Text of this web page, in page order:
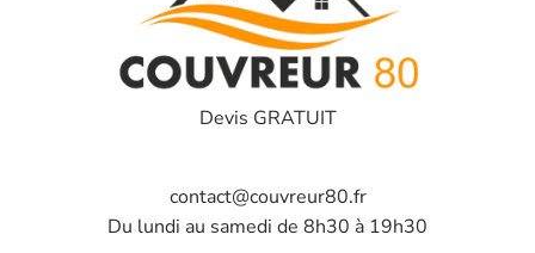
Devis GRATUIT
contact@couvreur80.fr
Du lundi au samedi de 8h30 à 19h30